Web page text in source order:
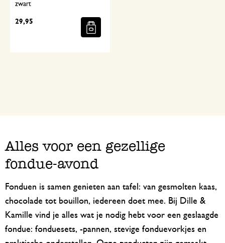
zwart
29,95
Alles voor een gezellige
fondue-avond
Fonduen is samen genieten aan tafel: van gesmolten kaas,
chocolade tot bouillon, iedereen doet mee. Bij Dille &
Kamille vind je alles wat je nodig hebt voor een geslaagde
fondue: fonduesets, -pannen, stevige fonduevorkjes en